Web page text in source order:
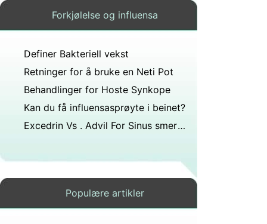
Forkjølelse og influensa
Definer Bakteriell vekst
Retninger for å bruke en Neti Pot
Behandlinger for Hoste Synkope
Kan du få influensasprøyte i beinet?
Excedrin Vs . Advil For Sinus smerte
Populære artikler